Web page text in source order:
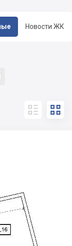
Новости ЖК
 